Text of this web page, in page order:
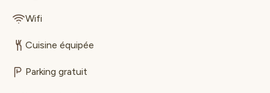
Wifi
Cuisine équipée
Parking gratuit